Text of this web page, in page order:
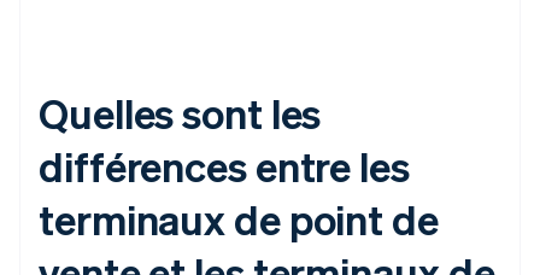
Quelles sont les
différences entre les
terminaux de point de